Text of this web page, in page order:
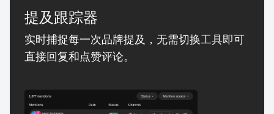
提及跟踪器
实时捕捉每一次品牌提及，无需切换工具即可
直接回复和点赞评论。